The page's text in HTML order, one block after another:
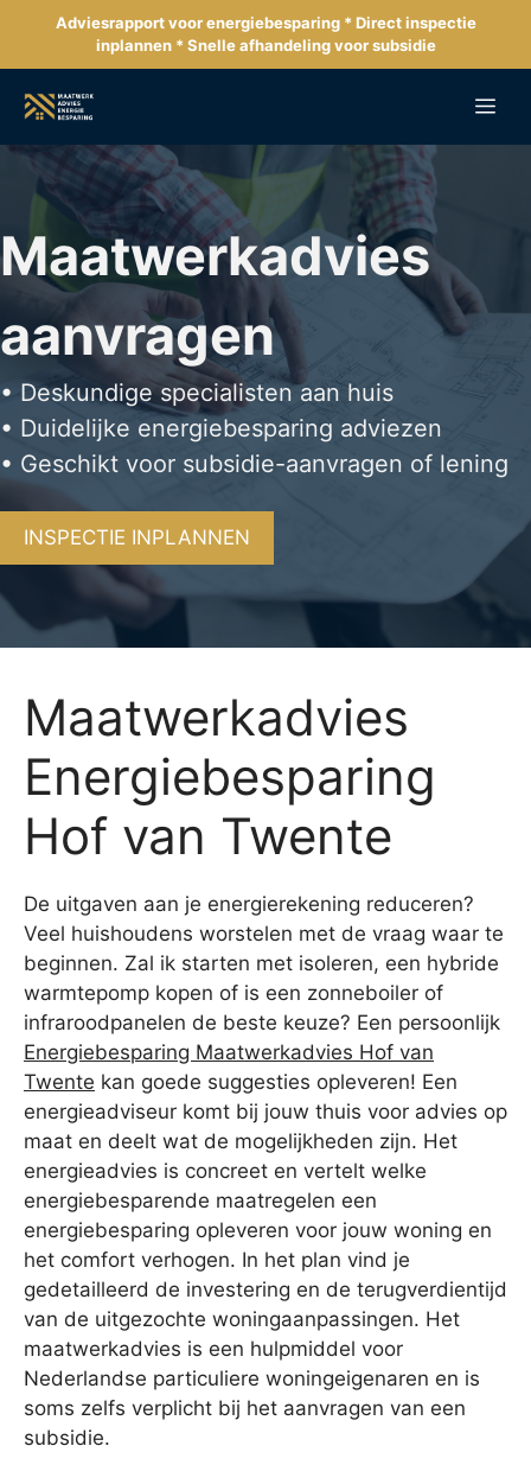
de
inhoud
Adviesrapport voor energiebesparing * Direct inspectie
inplannen * Snelle afhandeling voor subsidie
Maatwerkadvies
aanvragen
• Deskundige specialisten aan huis
• Duidelijke energiebesparing adviezen
• Geschikt voor subsidie-aanvragen of lening
INSPECTIE INPLANNEN
Maatwerkadvies
Energiebesparing
Hof van Twente
De uitgaven aan je energierekening reduceren?
Veel huishoudens worstelen met de vraag waar te
beginnen. Zal ik starten met isoleren, een hybride
warmtepomp kopen of is een zonneboiler of
infraroodpanelen de beste keuze? Een persoonlijk
Energiebesparing Maatwerkadvies Hof van
Twente kan goede suggesties opleveren! Een
energieadviseur komt bij jouw thuis voor advies op
maat en deelt wat de mogelijkheden zijn. Het
energieadvies is concreet en vertelt welke
energiebesparende maatregelen een
energiebesparing opleveren voor jouw woning en
het comfort verhogen. In het plan vind je
gedetailleerd de investering en de terugverdientijd
van de uitgezochte woningaanpassingen. Het
maatwerkadvies is een hulpmiddel voor
Nederlandse particuliere woningeigenaren en is
soms zelfs verplicht bij het aanvragen van een
subsidie.